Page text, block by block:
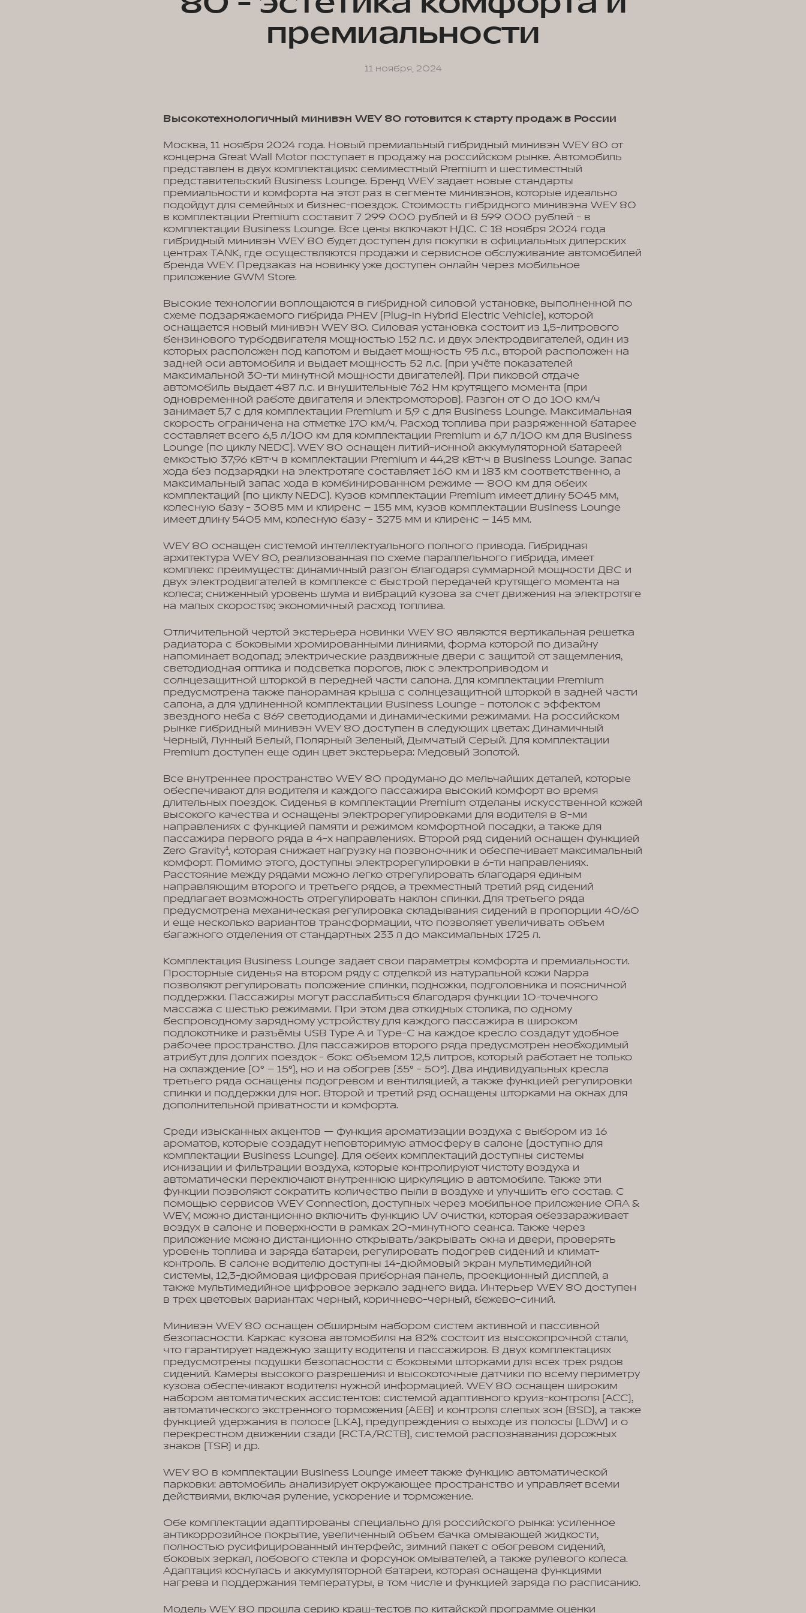
премиальности
11 ноября, 2024
Высокотехнологичный минивэн WEY 80 готовится к старту продаж в России
Москва, 11 ноября 2024 года. Новый премиальный гибридный минивэн WEY 80 от
концерна Great Wall Motor поступает в продажу на российском рынке. Автомобиль
представлен в двух комплектациях: семиместный Premium и шестиместный
представительский Business Lounge. Бренд WEY задает новые стандарты
премиальности и комфорта на этот раз в сегменте минивэнов, которые идеально
подойдут для семейных и бизнес-поездок. Стоимость гибридного минивэна WEY 80
в комплектации Premium составит 7 299 000 рублей и 8 599 000 рублей - в
комплектации Business Lounge. Все цены включают НДС. С 18 ноября 2024 года
гибридный минивэн WEY 80 будет доступен для покупки в официальных дилерских
центрах TANK, где осуществляются продажи и сервисное обслуживание автомобилей
бренда WEY. Предзаказ на новинку уже доступен онлайн через мобильное
приложение GWM Store.
Высокие технологии воплощаются в гибридной силовой установке, выполненной по
схеме подзаряжаемого гибрида PHEV (Plug-in Hybrid Electric Vehicle), которой
оснащается новый минивэн WEY 80. Силовая установка состоит из 1,5-литрового
бензинового турбодвигателя мощностью 152 л.с. и двух электродвигателей, один из
которых расположен под капотом и выдает мощность 95 л.с., второй расположен на
задней оси автомобиля и выдает мощность 52 л.с. (при учёте показателей
максимальной 30-ти минутной мощности двигателей). При пиковой отдаче
автомобиль выдает 487 л.с. и внушительные 762 Нм крутящего момента (при
одновременной работе двигателя и электромоторов). Разгон от 0 до 100 км/ч
занимает 5,7 с для комплектации Premium и 5,9 с для Business Lounge. Максимальная
скорость ограничена на отметке 170 км/ч. Расход топлива при разряженной батарее
составляет всего 6,5 л/100 км для комплектации Premium и 6,7 л/100 км для Business
Lounge (по циклу NEDC). WEY 80 оснащен литий-ионной аккумуляторной батареей
емкостью 37,96 кВт⋅ч в комплектации Premium и 44,28 кВт⋅ч в Business Lounge. Запас
хода без подзарядки на электротяге составляет 160 км и 183 км соответственно, а
максимальный запас хода в комбинированном режиме — 800 км для обеих
комплектаций (по циклу NEDC). Кузов комплектации Premium имеет длину 5045 мм,
колесную базу - 3085 мм и клиренс – 155 мм, кузов комплектации Business Lounge
имеет длину 5405 мм, колесную базу - 3275 мм и клиренс – 145 мм.
WEY 80 оснащен системой интеллектуального полного привода. Гибридная
архитектура WEY 80, реализованная по схеме параллельного гибрида, имеет
комплекс преимуществ: динамичный разгон благодаря суммарной мощности ДВС и
двух электродвигателей в комплексе с быстрой передачей крутящего момента на
колеса; сниженный уровень шума и вибраций кузова за счет движения на электротяге
на малых скоростях; экономичный расход топлива.
Отличительной чертой экстерьера новинки WEY 80 являются вертикальная решетка
радиатора с боковыми хромированными линиями, форма которой по дизайну
напоминает водопад; электрические раздвижные двери с защитой от защемления,
светодиодная оптика и подсветка порогов, люк с электроприводом и
солнцезащитной шторкой в передней части салона. Для комплектации Premium
предусмотрена также панорамная крыша с солнцезащитной шторкой в задней части
салона, а для удлиненной комплектации Business Lounge - потолок с эффектом
звездного неба с 869 светодиодами и динамическими режимами. На российском
рынке гибридный минивэн WEY 80 доступен в следующих цветах: Динамичный
Черный, Лунный Белый, Полярный Зеленый, Дымчатый Серый. Для комплектации
Premium доступен еще один цвет экстерьера: Медовый Золотой.
Все внутреннее пространство WEY 80 продумано до мельчайших деталей, которые
обеспечивают для водителя и каждого пассажира высокий комфорт во время
длительных поездок. Сиденья в комплектации Premium отделаны искусственной кожей
высокого качества и оснащены электрорегулировками для водителя в 8-ми
направлениях с функцией памяти и режимом комфортной посадки, а также для
пассажира первого ряда в 4-х направлениях. Второй ряд сидений оснащен функцией
Zero Gravity¹, которая снижает нагрузку на позвоночник и обеспечивает максимальный
комфорт. Помимо этого, доступны электрорегулировки в 6-ти направлениях.
Расстояние между рядами можно легко отрегулировать благодаря единым
направляющим второго и третьего рядов, а трехместный третий ряд сидений
предлагает возможность отрегулировать наклон спинки. Для третьего ряда
предусмотрена механическая регулировка складывания сидений в пропорции 40/60
и еще несколько вариантов трансформации, что позволяет увеличивать объем
багажного отделения от стандартных 233 л до максимальных 1725 л.
Комплектация Business Lounge задает свои параметры комфорта и премиальности.
Просторные сиденья на втором ряду с отделкой из натуральной кожи Nappa
позволяют регулировать положение спинки, подножки, подголовника и поясничной
поддержки. Пассажиры могут расслабиться благодаря функции 10-точечного
массажа с шестью режимами. При этом два откидных столика, по одному
беспроводному зарядному устройству для каждого пассажира в широком
подлокотнике и разъёмы USB Type A и Type-C на каждое кресло создадут удобное
рабочее пространство. Для пассажиров второго ряда предусмотрен необходимый
атрибут для долгих поездок - бокс объемом 12,5 литров, который работает не только
на охлаждение (0° – 15°), но и на обогрев (35° - 50°). Два индивидуальных кресла
третьего ряда оснащены подогревом и вентиляцией, а также функцией регулировки
спинки и поддержки для ног. Второй и третий ряд оснащены шторками на окнах для
дополнительной приватности и комфорта.
Среди изысканных акцентов — функция ароматизации воздуха с выбором из 16
ароматов, которые создадут неповторимую атмосферу в салоне (доступно для
комплектации Business Lounge). Для обеих комплектаций доступны системы
ионизации и фильтрации воздуха, которые контролируют чистоту воздуха и
автоматически переключают внутреннюю циркуляцию в автомобиле. Также эти
функции позволяют сократить количество пыли в воздухе и улучшить его состав. С
помощью сервисов WEY Connection, доступных через мобильное приложение ORA &
WEY, можно дистанционно включить функцию UV очистки, которая обеззараживает
воздух в салоне и поверхности в рамках 20-минутного сеанса. Также через
приложение можно дистанционно открывать/закрывать окна и двери, проверять
уровень топлива и заряда батареи, регулировать подогрев сидений и климат-
контроль. В салоне водителю доступны 14-дюймовый экран мультимедийной
системы, 12,3-дюймовая цифровая приборная панель, проекционный дисплей, а
также мультимедийное цифровое зеркало заднего вида. Интерьер WEY 80 доступен
в трех цветовых вариантах: черный, коричнево-черный, бежево-синий.
Минивэн WEY 80 оснащен обширным набором систем активной и пассивной
безопасности. Каркас кузова автомобиля на 82% состоит из высокопрочной стали,
что гарантирует надежную защиту водителя и пассажиров. В двух комплектациях
предусмотрены подушки безопасности с боковыми шторками для всех трех рядов
сидений. Камеры высокого разрешения и высокоточные датчики по всему периметру
кузова обеспечивают водителя нужной информацией. WEY 80 оснащен широким
набором автоматических ассистентов: системой адаптивного круиз-контроля (ACC),
автоматического экстренного торможения (AEB) и контроля слепых зон (BSD), а также
функцией удержания в полосе (LKA), предупреждения о выходе из полосы (LDW) и о
перекрестном движении сзади (RCTA/RCTB), системой распознавания дорожных
знаков (TSR) и др.
WEY 80 в комплектации Business Lounge имеет также функцию автоматической
парковки: автомобиль анализирует окружающее пространство и управляет всеми
действиями, включая руление, ускорение и торможение.
Обе комплектации адаптированы специально для российского рынка: усиленное
антикоррозийное покрытие, увеличенный объем бачка омывающей жидкости,
полностью русифицированный интерфейс, зимний пакет с обогревом сидений,
боковых зеркал, лобового стекла и форсунок омывателей, а также рулевого колеса.
Адаптация коснулась и аккумуляторной батареи, которая оснащена функциями
нагрева и поддержания температуры, в том числе и функцией заряда по расписанию.
Модель WEY 80 прошла серию краш-тестов по китайской программе оценки